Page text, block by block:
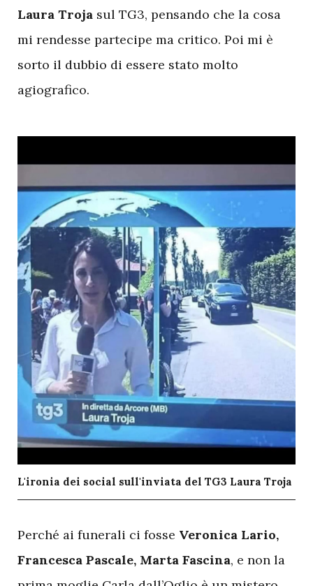
Laura Troja sul TG3, pensando che la cosa
mi rendesse partecipe ma critico. Poi mi è
sorto il dubbio di essere stato molto
agiografico.
L'ironia dei social sull'inviata del TG3 Laura Troja
Perché ai funerali ci fosse Veronica Lario,
Francesca Pascale, Marta Fascina, e non la